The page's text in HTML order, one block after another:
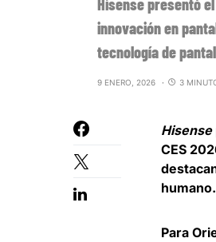
Hisense presentó el
innovación en
tecnología de
9 ENERO, 2026 3
Hisense
CES
humano.
Para